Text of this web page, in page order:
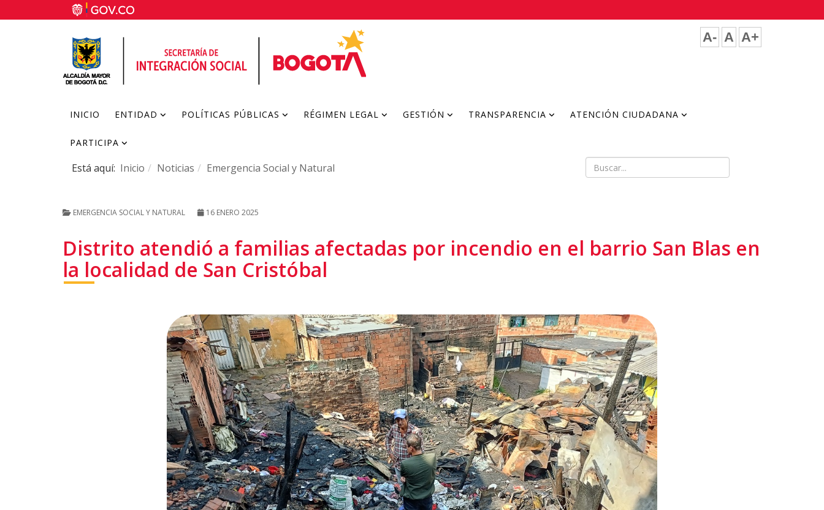
A- A A+
INICIO ENTIDAD POLÍTICAS PÚBLICAS RÉGIMEN LEGAL GESTIÓN TRANSPARENCIA ATENCIÓN CIUDADANA
PARTICIPA
Está aquí: Inicio Noticias Emergencia Social y Natural
EMERGENCIA SOCIAL Y NATURAL 16 ENERO 2025
Distrito atendió a familias afectadas por incendio en el barrio San Blas en
la localidad de San Cristóbal